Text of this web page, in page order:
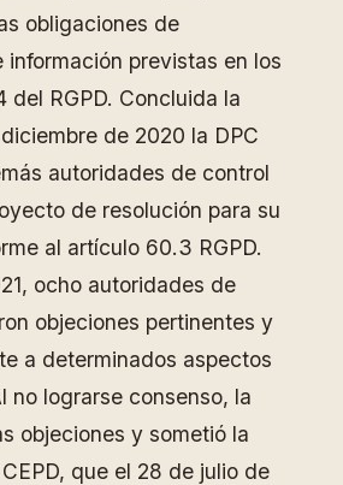
obligaciones de
información previstas en los
del RGPD. Concluida la
de 2020 la DPC
autoridades de control
de resolución para su
al artículo 60.3 RGPD.
ocho autoridades de
objeciones pertinentes y
a determinados aspectos
no lograrse consenso, la
objeciones y sometió la
que el 28 de julio de